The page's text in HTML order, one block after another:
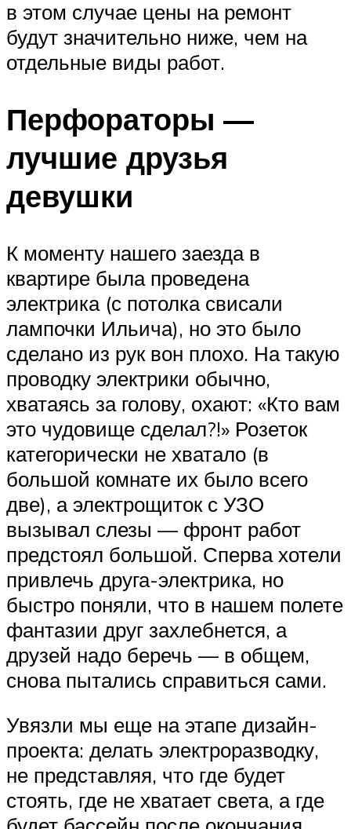
в этом случае цены на ремонт
будут значительно ниже, чем на
отдельные виды работ.
Перфораторы —
лучшие друзья
девушки
К моменту нашего заезда в
квартире была проведена
электрика (с потолка свисали
лампочки Ильича), но это было
сделано из рук вон плохо. На такую
проводку электрики обычно,
хватаясь за голову, охают: «Кто вам
это чудовище сделал?!» Розеток
категорически не хватало (в
большой комнате их было всего
две), а электрощиток с УЗО
вызывал слезы — фронт работ
предстоял большой. Сперва хотели
привлечь друга-электрика, но
быстро поняли, что в нашем полете
фантазии друг захлебнется, а
друзей надо беречь — в общем,
снова пытались справиться сами.
Увязли мы еще на этапе дизайн-
проекта: делать электроразводку,
не представляя, что где будет
стоять, где не хватает света, а где